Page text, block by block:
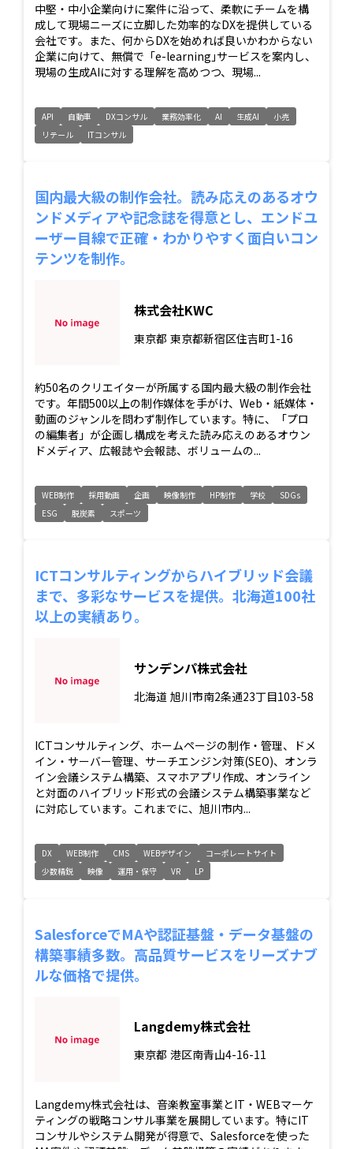
中堅‧中小企業向けに案件に沿って、柔軟にチームを構
成して現場ニーズに立脚した効率的なDXを提供している
会社です。また、何からDXを始めれば良いかわからない
企業に向けて、無償で「e-learning｣サービスを案内し、
現場の生成AIに対する理解を高めつつ、現場...
API 自動車 DXコンサル 業務効率化 AI 生成AI
小売
リテール
ITコンサル
国内最大級の制作会社。読み応えのあるオウ
ンドメディアや記念誌を得意とし、エンドユ
ーザー目線で正確・わかりやすく面白いコン
テンツを制作。
株式会社KWC
東京都 東京都新宿区住吉町1-16
約50名のクリエイターが所属する国内最大級の制作会社
です。年間500以上の制作媒体を手がけ、Web・紙媒体・
動画のジャンルを問わず制作しています。特に、「プロ
の編集者」が企画し構成を考えた読み応えのあるオウン
ドメディア、広報誌や会報誌、ボリュームの...
WEB制作 採用動画 企画 映像制作 HP制作 学校
SDGs
ESG
脱炭素 スポーツ
ICTコンサルティングからハイブリッド会議
まで、多彩なサービスを提供。北海道100社
以上の実績あり。
サンデンパ株式会社
北海道 旭川市南2条通23丁目103-58
ICTコンサルティング、ホームページの制作・管理、ドメ
イン・サーバー管理、サーチエンジン対策(SEO)、オンラ
イン会議システム構築、スマホアプリ作成、オンライン
と対面のハイブリッド形式の会議システム構築事業など
に対応しています。これまでに、旭川市内...
DX WEB制作 CMS WEBデザイン
コーポレートサイト
少数精鋭
映像 運用・保守 VR LP
SalesforceでMAや認証基盤・データ基盤の
構築事績多数。高品質サービスをリーズナブ
ルな価格で提供。
Langdemy株式会社
東京都 港区南青山4-16-11
Langdemy株式会社は、音楽教室事業とIT・WEBマーケ
ティングの戦略コンサル事業を展開しています。特にIT
コンサルやシステム開発が得意で、Salesforceを使った